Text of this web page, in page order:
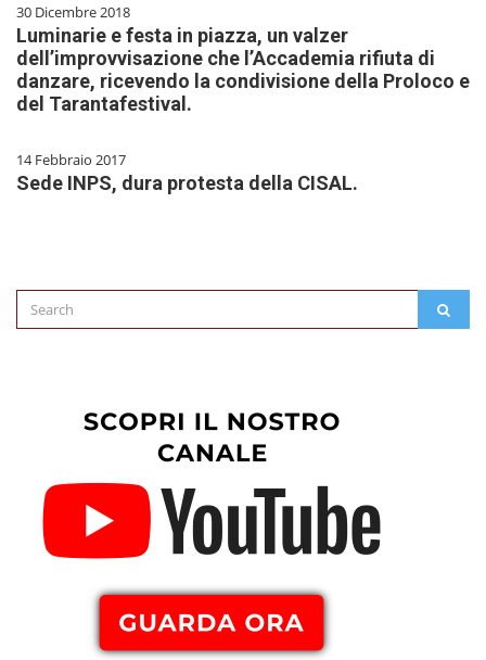
30 Dicembre 2018
Luminarie e festa in piazza, un valzer
dell’improvvisazione che l’Accademia rifiuta di
danzare, ricevendo la condivisione della Proloco e
del Tarantafestival.
14 Febbraio 2017
Sede INPS, dura protesta della CISAL.
Search
for: